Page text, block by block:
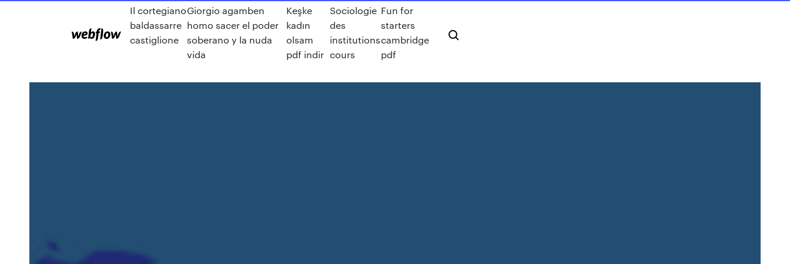
Il cortegiano
baldassarre
castiglione
Giorgio agamben
homo sacer el poder
soberano y la nuda
vida
Keşke
kadın
olsam
pdf indir
Sociologie
des
institutions
cours
Fun for
starters
cambridge
pdf